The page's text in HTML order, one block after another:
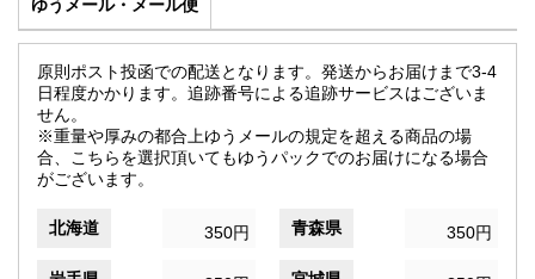
ゆうメール・メール便
原則ポスト投函での配送となります。発送からお届けまで3-4
日程度かかります。追跡番号による追跡サービスはございま
せん。
※重量や厚みの都合上ゆうメールの規定を超える商品の場
合、こちらを選択頂いてもゆうパックでのお届けになる場合
がございます。
北海道 350円 青森県 350円